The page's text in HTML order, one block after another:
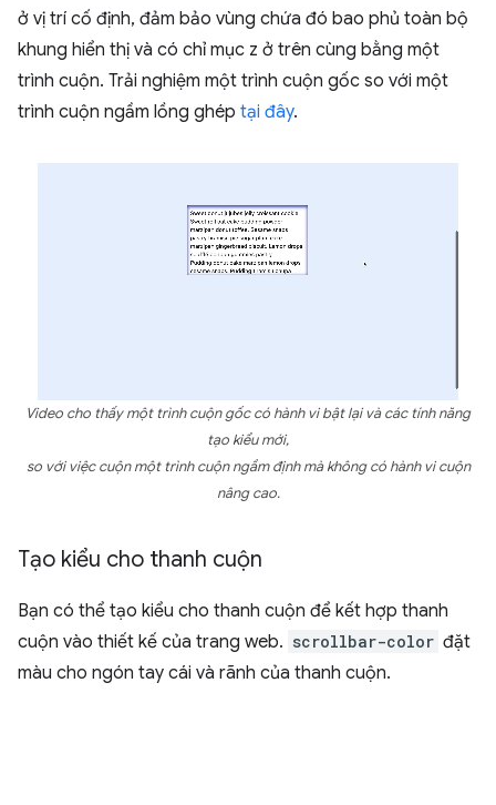
ở vị trí cố định, đảm bảo vùng chứa đó bao phủ toàn bộ
khung hiển thị và có chỉ mục z ở trên cùng bằng một
trình cuộn. Trải nghiệm một trình cuộn gốc so với một
trình cuộn ngầm lồng ghép tại đây.
Video cho thấy một trình cuộn gốc có hành vi bật lại và các tính năng
tạo kiểu mới,
so với việc cuộn một trình cuộn ngầm định mà không có hành vi cuộn
nâng cao.
Tạo kiểu cho thanh cuộn
Bạn có thể tạo kiểu cho thanh cuộn để kết hợp thanh
cuộn vào thiết kế của trang web. scrollbar-color đặt
màu cho ngón tay cái và rãnh của thanh cuộn.